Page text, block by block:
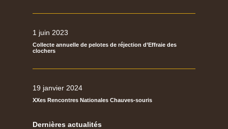
1 juin 2023
Collecte annuelle de pelotes de réjection d’Effraie des
clochers
19 janvier 2024
XXes Rencontres Nationales Chauves-souris
Dernières actualités